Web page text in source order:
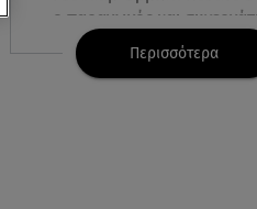
ο παραγωγός και
της Μαντόνα
Περισσότερα